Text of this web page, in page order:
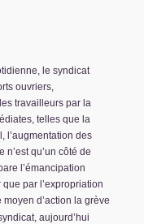
le syndicat
ouvriers,
travailleurs par la
telles que la
l’augmentation des
qu’un côté de
l’émancipation
par l’expropriation
d’action la grève
aujourd’hui